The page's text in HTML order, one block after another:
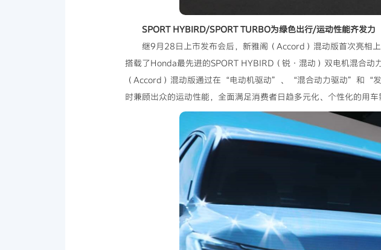
SPORT HYBIRD/SPORT TURBO为绿色出行/运动性能齐发力
继9月28日上市发布会后，新雅阁（Accord）混动版首次亮相
搭载了Honda最先进的SPORT HYBIRD（锐·混动）双电机混合
（Accord）混动版通过在“电动机驱动”、“混合动力驱动”和“
时兼顾出众的运动性能，全面满足消费者日趋多元化、个性化的用车